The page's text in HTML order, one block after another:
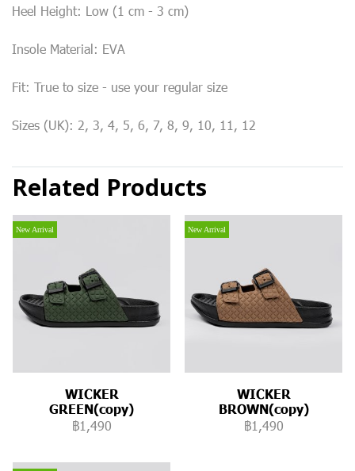
Heel Height: Low (1 cm - 3 cm)
Insole Material: EVA
Fit: True to size - use your regular size
Sizes (UK): 2, 3, 4, 5, 6, 7, 8, 9, 10, 11, 12
Related Products
New Arrival
WICKER
GREEN(copy)
฿1,490
New Arrival
WICKER
BROWN(copy)
฿1,490